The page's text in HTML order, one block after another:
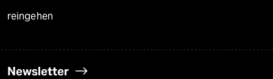
reingehen
Newsletter